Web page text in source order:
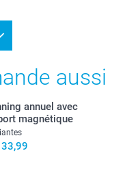
aussi
annuel avec
magnétique
33,99